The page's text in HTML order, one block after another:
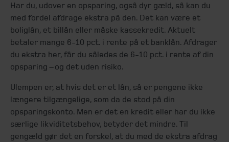
Har du, udover en opsparing, også dyr gæld, så kan du
med fordel afdrage ekstra på den. Det kan være et
boliglån, et billån eller måske kassekredit. Aktuelt
betaler mange 6-10 pct. i rente på et banklån. Afdrager
du ekstra her, får du således de 6-10 pct. i rente af din
opsparing – og det uden risiko.
Ulempen er, at hvis det er et lån, så er pengene ikke
længere tilgængelige, som da de stod på din
opsparingskonto. Men er det en kredit eller har du ikke
særlige likviditetsbehov, betyder det mindre. Til
gengæld gør det en forskel, at du med de ekstra afdrag